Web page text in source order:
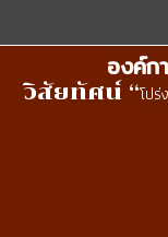
องค์ก
วิสัยทัศน์ “โป